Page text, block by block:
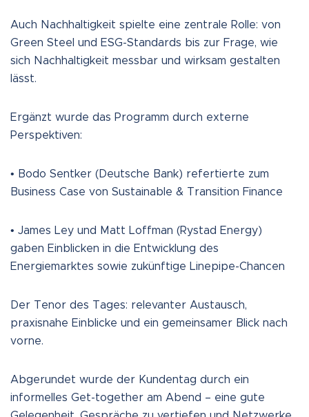
Auch Nachhaltigkeit spielte eine zentrale Rolle: von
Green Steel und ESG-Standards bis zur Frage, wie
sich Nachhaltigkeit messbar und wirksam gestalten
lässt.
Ergänzt wurde das Programm durch externe
Perspektiven:
• Bodo Sentker (Deutsche Bank) refertierte zum
Business Case von Sustainable & Transition Finance
• James Ley und Matt Loffman (Rystad Energy)
gaben Einblicken in die Entwicklung des
Energiemarktes sowie zukünftige Linepipe-Chancen
Der Tenor des Tages: relevanter Austausch,
praxisnahe Einblicke und ein gemeinsamer Blick nach
vorne.
Abgerundet wurde der Kundentag durch ein
informelles Get-together am Abend – eine gute